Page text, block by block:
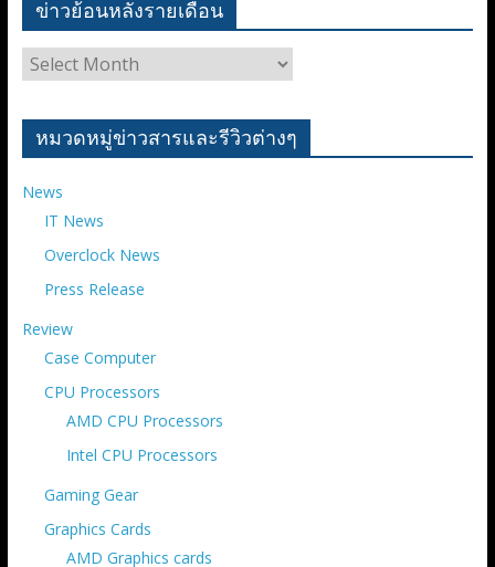
ข่าวย้อนหลังรายเดือน
ข่าว
ย้อน
ราย
เดือน
หมวดหมู่ข่าวสารและรีวิวต่างๆ
News
IT News
Overclock News
Press Release
Review
Case Computer
CPU Processors
AMD CPU Processors
Intel CPU Processors
Gaming Gear
Graphics Cards
AMD Graphics cards